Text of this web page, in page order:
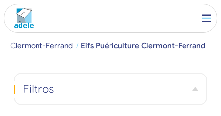
Clermont-Ferrand Eifs Puériculture Clermont-Ferrand
Filtros